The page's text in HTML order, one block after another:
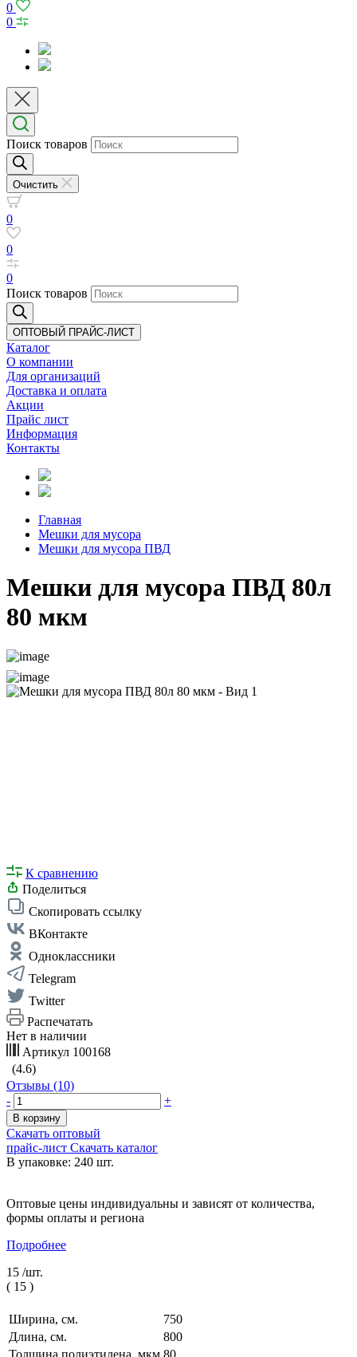
0
0
Поиск товаров
Очистить
0
0
0
Поиск товаров
ОПТОВЫЙ ПРАЙС-ЛИСТ
Каталог
О компании
Для организаций
Доставка и оплата
Акции
Прайс лист
Информация
Контакты
Главная
Мешки для мусора
Мешки для мусора ПВД
Мешки для мусора ПВД 80л
80 мкм
К сравнению
Поделиться
Скопировать ссылку
ВКонтакте
Одноклассники
Telegram
Twitter
Распечатать
Нет в наличии
Артикул 100168
(4.6)
Отзывы (10)
-
+
В корзину
Скачать оптовый
прайс-лист Скачать каталог
В упаковке: 240 шт.
Оптовые цены индивидуальны и зависят от количества,
формы оплаты и региона
Подробнее
15 /шт.
( 15 )
Ширина, см.
750
Длина, см.
800
Толщина полиэтилена, мкм 80